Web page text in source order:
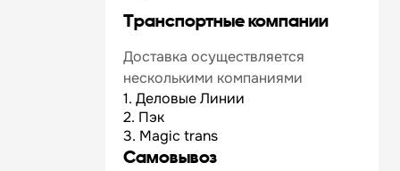
Транспортные компании
Доставка осуществляется
несколькими компаниями
1. Деловые Линии
2. Пэк
3. Magic trans
Самовывоз